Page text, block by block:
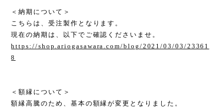
＜納期について＞
こちらは、受注製作となります。
現在の納期は、以下でご確認くださいませ。
https://shop.ariogasawara.com/blog/2021/03/03/23361
8
＜額縁について＞
額縁高騰のため、基本の額縁が変更となりました。